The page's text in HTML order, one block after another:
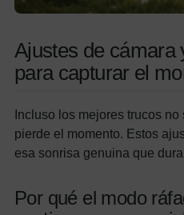
Ajustes de cámara
para capturar el
Incluso los mejores trucos
pierde el momento. Estos
esa sonrisa genuina que
Por qué el modo